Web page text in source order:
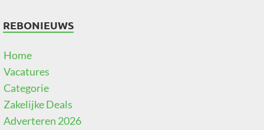
REBONIEUWS
Home
Vacatures
Categorie
Zakelijke Deals
Adverteren 2026